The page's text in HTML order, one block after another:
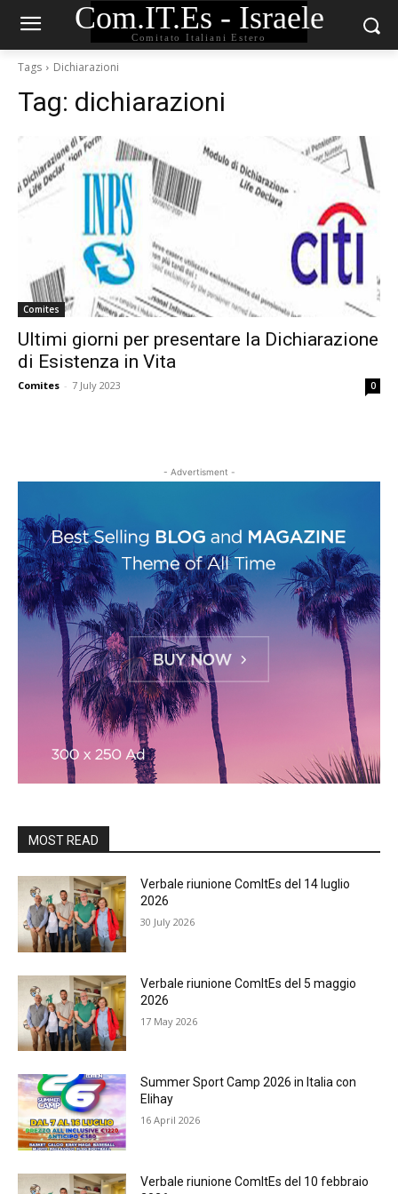
Com.IT.Es - Israele
Comitato Italiani Estero
Tags Dichiarazioni
Tag: dichiarazioni
Comites
Ultimi giorni per presentare la Dichiarazione
di Esistenza in Vita
Comites - 7 July 2023 0
- Advertisment -
MOST READ
Verbale riunione ComItEs del 14 luglio
2026
30 July 2026
Verbale riunione ComItEs del 5 maggio
2026
17 May 2026
Summer Sport Camp 2026 in Italia con
Elihay
16 April 2026
Verbale riunione ComItEs del 10 febbraio